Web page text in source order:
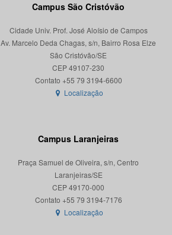
Campus São Cristóvão
Cidade Univ. Prof. José Aloísio de Campos
Av. Marcelo Deda Chagas, s/n, Bairro Rosa Elze
São Cristóvão/SE
CEP 49107-230
Localização
Campus Laranjeiras
Praça Samuel de Oliveira, s/n, Centro
Laranjeiras/SE
CEP 49170-000
Localização